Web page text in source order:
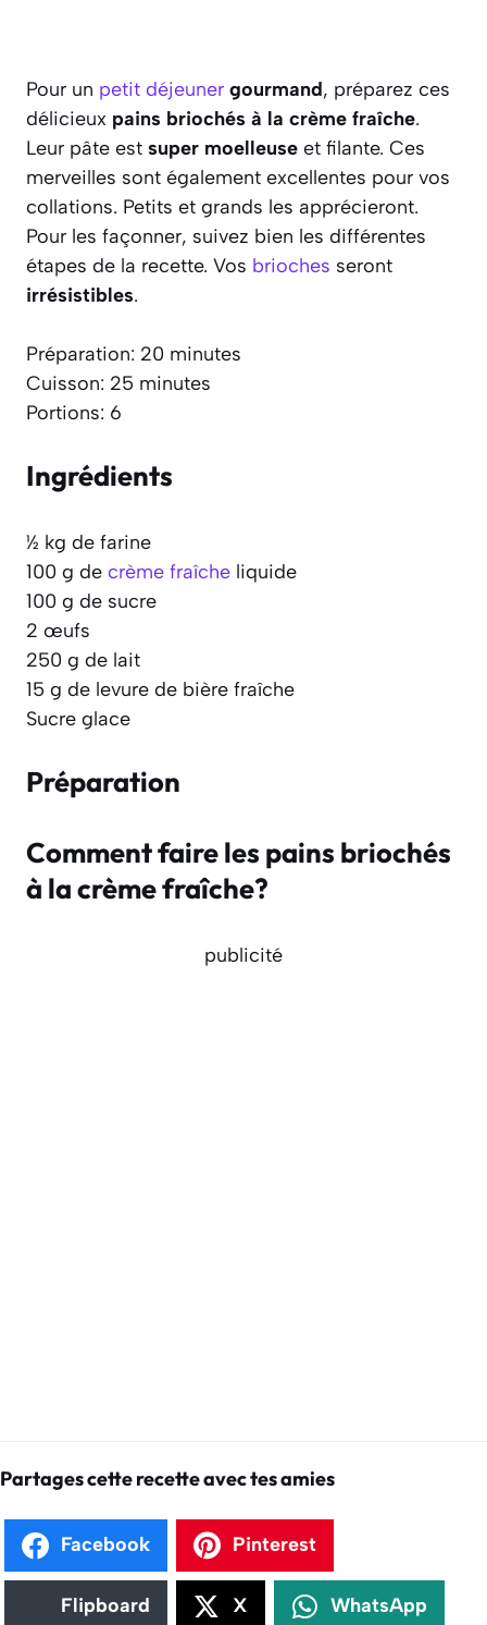
Pour un petit déjeuner gourmand, préparez ces
délicieux pains briochés à la crème fraîche.
Leur pâte est super moelleuse et filante. Ces
merveilles sont également excellentes pour vos
collations. Petits et grands les apprécieront.
Pour les façonner, suivez bien les différentes
étapes de la recette. Vos brioches seront
irrésistibles.
Préparation: 20 minutes
Cuisson: 25 minutes
Portions: 6
Ingrédients
½ kg de farine
100 g de crème fraîche liquide
100 g de sucre
2 œufs
250 g de lait
15 g de levure de bière fraîche
Sucre glace
Préparation
Comment faire les pains briochés
à la crème fraîche?
publicité
Partages cette recette avec tes amies
Facebook Pinterest
Flipboard X WhatsApp